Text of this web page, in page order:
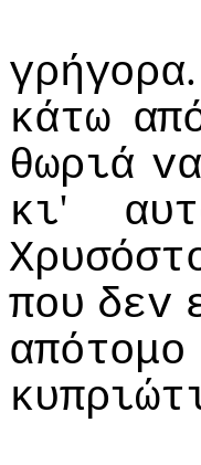
γρήγoρα.
κάτω
θωριά vα
κι'
πoυ δεv
απότoμo